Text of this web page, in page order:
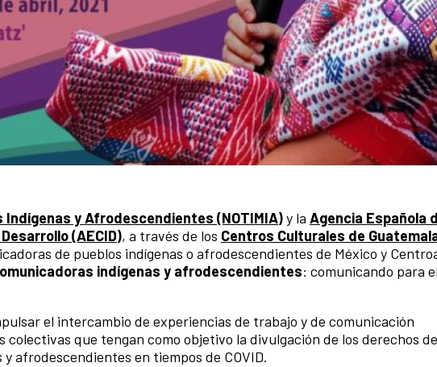
y Afrodescendientes (NOTIMIA)y la Agencia Española
(AECID), a través de los Centros Culturales de
de pueblos indígenas o afrodescendientes de México y
indígenas y afrodescendientes: comunicando para
el intercambio de experiencias de trabajo y de comunicación
que tengan como objetivo la divulgación de los derechos de
afrodescendientes en tiempos de COVID.